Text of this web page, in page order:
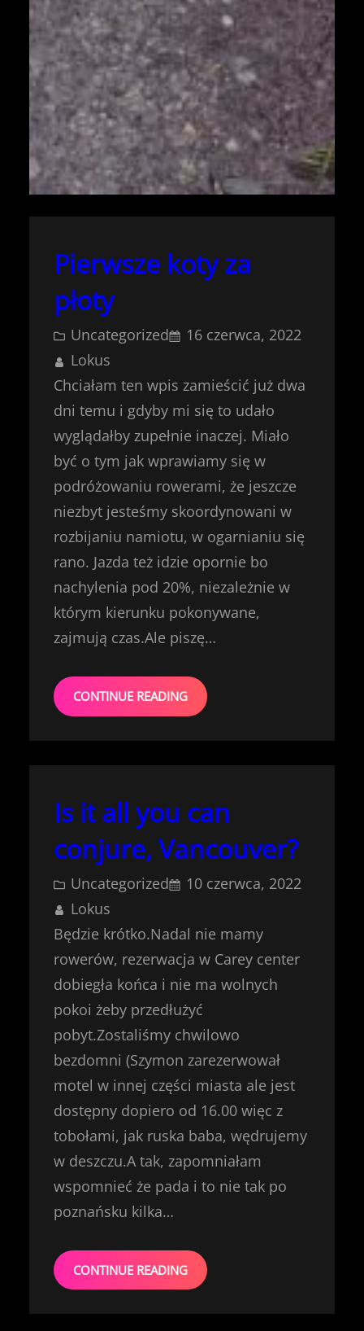
Pierwsze koty za
płoty
Uncategorized
16 czerwca, 2022
Lokus
Chciałam ten wpis zamieścić już dwa
dni temu i gdyby mi się to udało
wyglądałby zupełnie inaczej. Miało
być o tym jak wprawiamy się w
podróżowaniu rowerami, że jeszcze
niezbyt jesteśmy skoordynowani w
rozbijaniu namiotu, w ogarnianiu się
rano. Jazda też idzie opornie bo
nachylenia pod 20%, niezależnie w
którym kierunku pokonywane,
zajmują czas.Ale piszę…
CONTINUE READING
Is it all you can
conjure, Vancouver?
Uncategorized
10 czerwca, 2022
Lokus
Będzie krótko.Nadal nie mamy
rowerów, rezerwacja w Carey center
dobiegła końca i nie ma wolnych
pokoi żeby przedłużyć
pobyt.Zostaliśmy chwilowo
bezdomni (Szymon zarezerwował
motel w innej części miasta ale jest
dostępny dopiero od 16.00 więc z
tobołami, jak ruska baba, wędrujemy
w deszczu.A tak, zapomniałam
wspomnieć że pada i to nie tak po
poznańsku kilka…
CONTINUE READING